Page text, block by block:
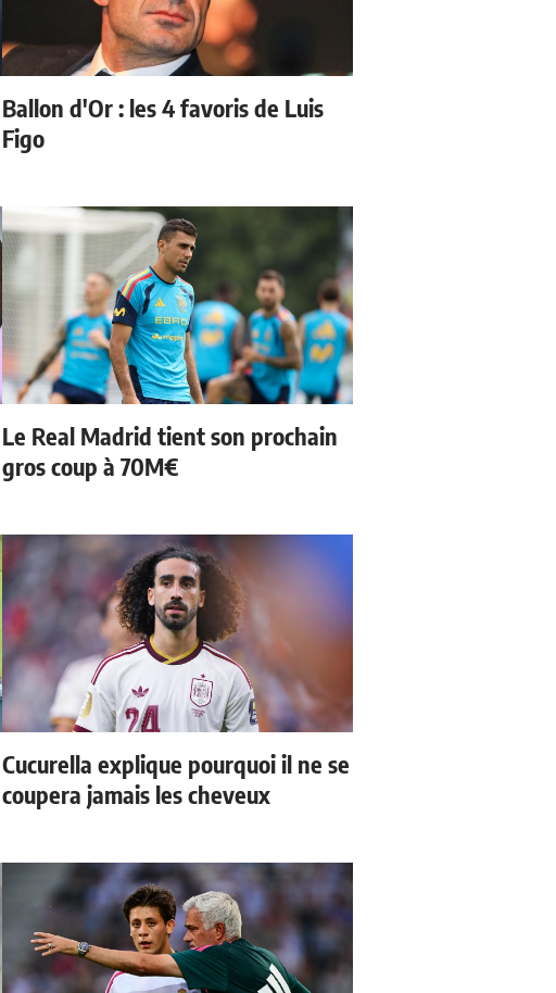
Ballon d'Or : les 4 favoris de Luis
Figo
Le Real Madrid tient son prochain
gros coup à 70M€
Cucurella explique pourquoi il ne se
coupera jamais les cheveux